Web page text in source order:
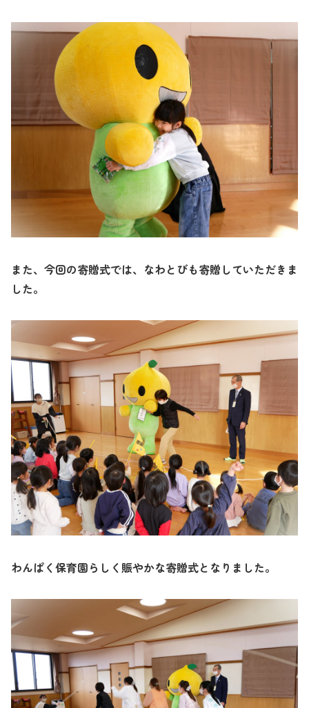
また、今回の寄贈式では、なわとびも寄贈していただきま
した。
わんぱく保育園らしく賑やかな寄贈式となりました。